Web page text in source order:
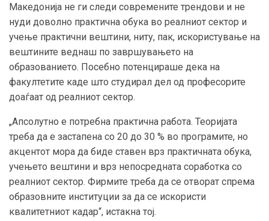
Македонија не ги следи современите трендови и не
нуди доволно практична обука во реалниот сектор и
учење практични вештини, ниту, пак, искористување на
вештините веднаш по завршувањето на
образованието. Посебно потенцираше дека на
факултетите каде што студирал дел од професорите
доаѓаат од реалниот сектор.
„Апсолутно е потребна практична работа. Теоријата
треба да е застапена со 20 до 30 % во програмите, но
акцентот мора да биде ставен врз практичната обука,
учењето вештини и врз непосредната соработка со
реалниот сектор. Фирмите треба да се отворат спрема
образовните институции за да се искористи
квалитетниот кадар“, истакна тој.